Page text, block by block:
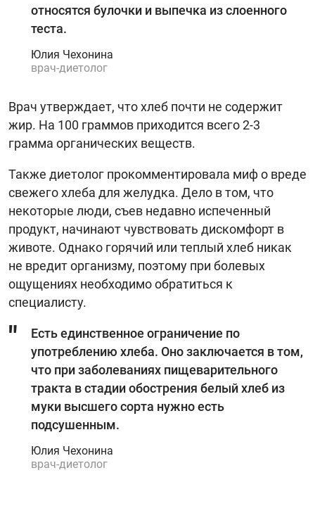
относятся булочки и выпечка из слоенного
теста.
Юлия Чехонина
врач-диетолог
Врач утверждает, что хлеб почти не содержит
жир. На 100 граммов приходится всего 2-3
грамма органических веществ.
Также диетолог прокомментировала миф о вреде
свежего хлеба для желудка. Дело в том, что
некоторые люди, съев недавно испеченный
продукт, начинают чувствовать дискомфорт в
животе. Однако горячий или теплый хлеб никак
не вредит организму, поэтому при болевых
ощущениях необходимо обратиться к
специалисту.
Есть единственное ограничение по
употреблению хлеба. Оно заключается в том,
что при заболеваниях пищеварительного
тракта в стадии обострения белый хлеб из
муки высшего сорта нужно есть
подсушенным.
Юлия Чехонина
врач-диетолог